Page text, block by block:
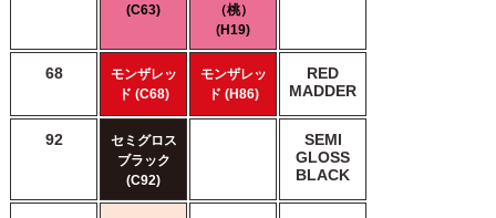
(C63)
（桃）
(H19)
68
モンザレッ
ド (C68)
モンザレッ
ド (H86)
RED
MADDER
92
セミグロス
ブラック
(C92)
SEMI
GLOSS
BLACK